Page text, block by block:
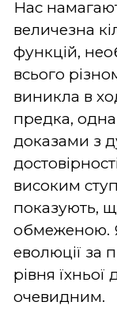
Нас
величезна
функцій,
всього
виникла в
предка,
доказами з
високим
показують,
обмеженою.
еволюції за
рівня їхньої
очевидним.